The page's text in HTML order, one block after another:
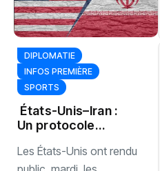
DIPLOMATIE
INFOS PREMIÈRE
SPORTS
États-Unis–Iran :
Un protocole
haute tension au
Les États-Unis ont rendu